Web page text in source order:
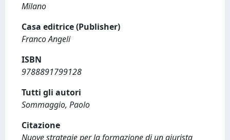
Milano
Casa editrice (Publisher)
Franco Angeli
ISBN
9788891799128
Tutti gli autori
Sommaggio, Paolo
Citazione
Nuove strategie per la formazione di un giurista